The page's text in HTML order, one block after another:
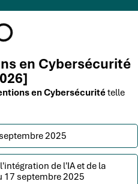
en Cybersécurité
en Cybersécuritételle
2025
de l'IA et de la
17 septembre 2025